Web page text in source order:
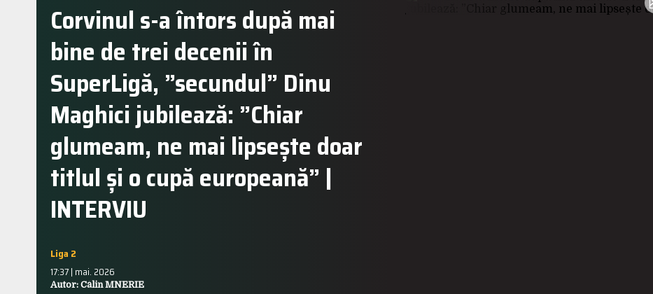
Corvinul s-a întors după mai
bine de trei decenii în
SuperLigă, ”secundul” Dinu
Maghici jubilează: ”Chiar
glumeam, ne mai lipsește doar
titlul și o cupă europeană” |
INTERVIU
Liga 2
17:37 | mai. 2026
Autor: Călin MNERIE